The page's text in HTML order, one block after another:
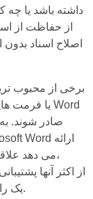
داشته باشد یا چه
از حفاظت از
اصلاح اسناد
برخی از محبوب
صادر شوند.
می دهد
یک راه حل عالی برای کار با اسناد تبدیل می کند.